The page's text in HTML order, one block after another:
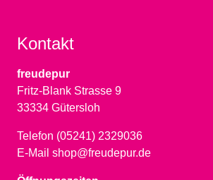
Kontakt
freudepur
Fritz-Blank Strasse 9
33334 Gütersloh
Telefon (05241) 2329036
E-Mail shop@freudepur.de